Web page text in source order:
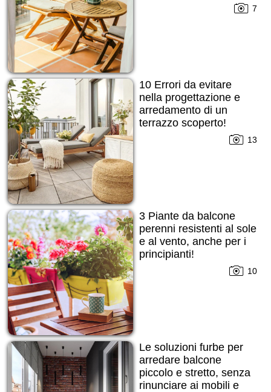
7
10 Errori da evitare
nella progettazione e
arredamento di un
terrazzo scoperto!
13
3 Piante da balcone
perenni resistenti al sole
e al vento, anche per i
principianti!
10
Le soluzioni furbe per
arredare balcone
piccolo e stretto, senza
rinunciare ai mobili e